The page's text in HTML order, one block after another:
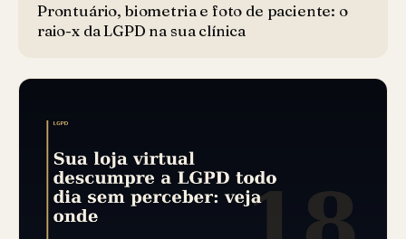
Prontuário, biometria e foto de paciente: o
raio-x da LGPD na sua clínica